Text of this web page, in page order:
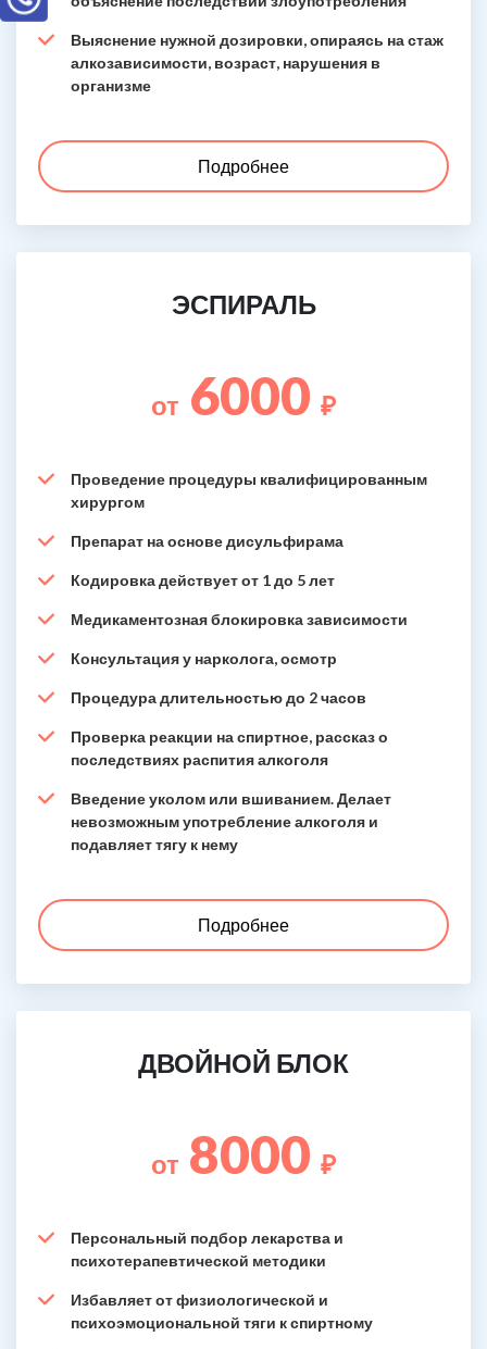
Выяснение нужной дозировки, опираясь на стаж
алкозависимости, возраст, нарушения в
организме
Подробнее
ЭСПИРАЛЬ
от 6000 ₽
Проведение процедуры квалифицированным
хирургом
Препарат на основе дисульфирама
Кодировка действует от 1 до 5 лет
Медикаментозная блокировка зависимости
Консультация у нарколога, осмотр
Процедура длительностью до 2 часов
Проверка реакции на спиртное, рассказ о
последствиях распития алкоголя
Введение уколом или вшиванием. Делает
невозможным употребление алкоголя и
подавляет тягу к нему
Подробнее
ДВОЙНОЙ БЛОК
от 8000 ₽
Персональный подбор лекарства и
психотерапевтической методики
Избавляет от физиологической и
психоэмоциональной тяги к спиртному